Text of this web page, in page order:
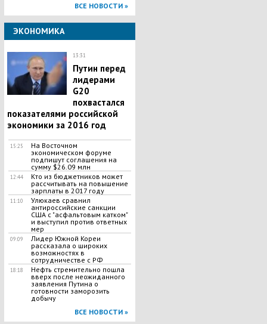
ВСЕ НОВОСТИ »
ЭКОНОМИКА
13:31
Путин перед
лидерами
G20
похвастался
показателями российской
экономики за 2016 год
15:25
На Восточном
экономическом форуме
подпишут соглашения на
сумму $26.09 млн
12:44
Кто из бюджетников может
рассчитывать на повышение
зарплаты в 2017 году
11:10
Улюкаев сравнил
антироссийские санкции
США с "асфальтовым катком"
и выступил против ответных
мер
09:09
Лидер Южной Кореи
рассказала о широких
возможностях в
сотрудничестве с РФ
18:18
Нефть стремительно пошла
вверх после неожиданного
заявления Путина о
готовности заморозить
добычу
ВСЕ НОВОСТИ »